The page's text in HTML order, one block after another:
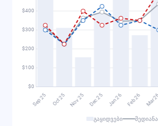
გაყიდვები მედიანა